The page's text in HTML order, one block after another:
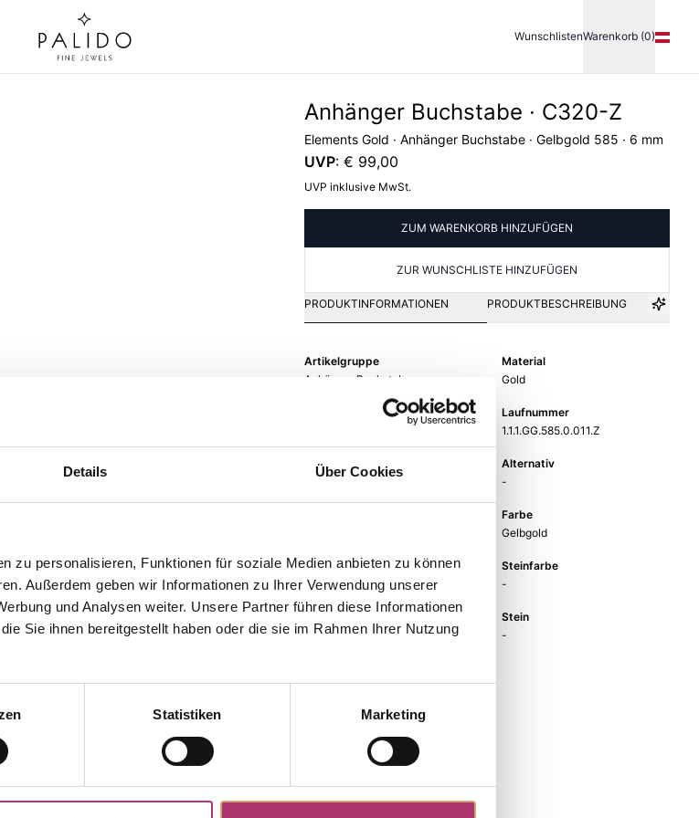
Details Über Cookies
zu personalisieren, Funktionen für soziale Medien anbieten zu können
Außerdem geben wir Informationen zu Ihrer Verwendung unserer
und Analysen weiter. Unsere Partner führen diese Informationen
Sie ihnen bereitgestellt haben oder die sie im Rahmen Ihrer Nutzung
Statistiken Marketing
WunschlistenWarenkorb (0)
Anhänger Buchstabe · C320-Z
Elements Gold · Anhänger Buchstabe · Gelbgold 585 · 6 mm
UVP: € 99,00
UVP inklusive MwSt.
ZUM WARENKORB HINZUFÜGEN
ZUR WUNSCHLISTE HINZUFÜGEN
PRODUKTINFORMATIONEN PRODUKTBESCHREIBUNG
Artikelgruppe
Anhänger Buchstabe
Material
Gold
Laufnummer
1.1.1.GG.585.0.011.Z
EAN
Alternativ
-
Farbe
Gelbgold
Größe
6 mm
Steinfarbe
-
-
Stein
-
aus dieser Kollektion entdecken.